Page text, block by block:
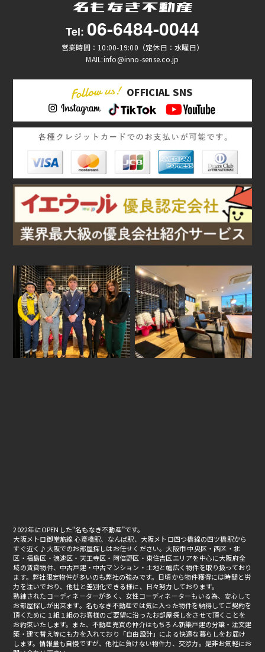
Tel: 06-6484-0044
営業時間：10:00-19:00（定休日：水曜日）
MAIL:info@inno-sense.co.jp
OFFICIAL SNS
2022年にOPENした“名もなき不動産”です。
大阪メトロ御堂筋線 心斎橋駅、なんば駅、大阪メトロ四つ橋線の四ツ橋駅から
すぐ近く♪大阪でのお部屋探しはお任せください。大阪市 中央区・西区・北
区・福島区・浪速区・天王寺区・阿倍野区・東住吉区エリアを中心に大阪府全
域の賃貸物件、中古戸建・中古マンション・土地と幅広く物件を取り扱っており
ます。弊社限定物件が多いのも弊社の強みです。日頃から物件獲得には時間と労
力を注いでおり、他社と差別化できる様に、日々努力しております。
熟練されたコーディネーターが多く、女性コーディネーターもいる為、安心して
お部屋探しが出来ます。名もなき不動産では気に入った物件を納得してご契約を
頂くために１組１組のお客様のご要望に沿ったお部屋探しをさせて頂くことを
お約束いたします。また、不動産売買の仲介はもちろん新築戸建の分譲・注文建
築・建て替え等にも力を入れており「自由設計」による快適な暮らしをお届け
します。情報量も自慢ですが、他社に負けない物件力、交渉力。是非お気軽にお